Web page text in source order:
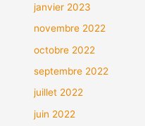
janvier 2023
novembre 2022
octobre 2022
septembre 2022
juillet 2022
juin 2022